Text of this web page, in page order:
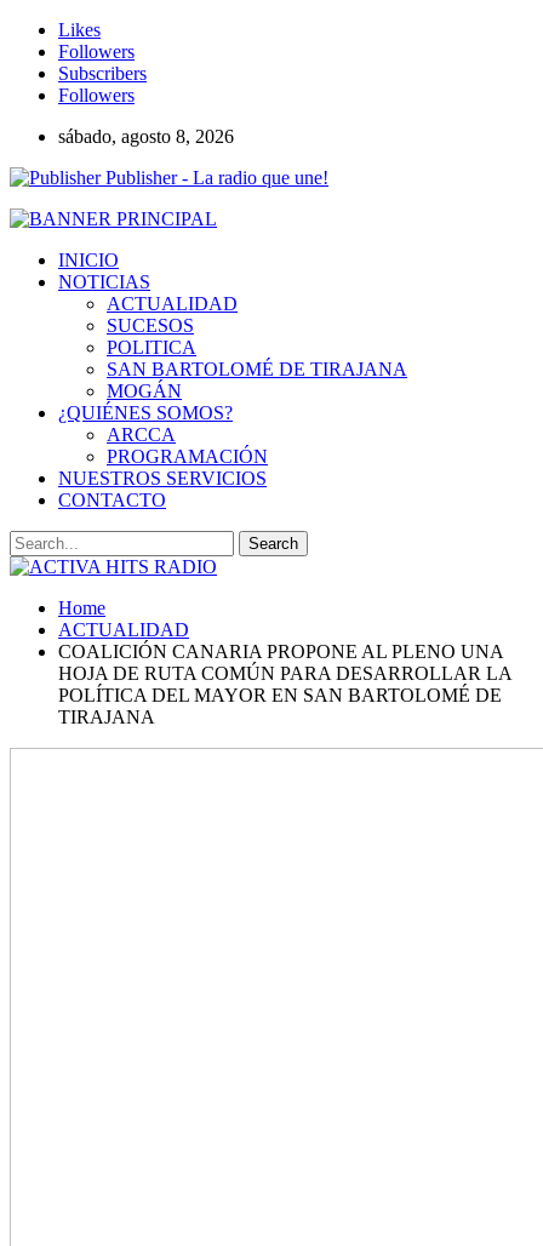
Likes
Followers
Subscribers
Followers
sábado, agosto 8, 2026
Publisher - La radio que une!
INICIO
NOTICIAS
ACTUALIDAD
SUCESOS
POLITICA
SAN BARTOLOMÉ DE TIRAJANA
MOGÁN
¿QUIÉNES SOMOS?
ARCCA
PROGRAMACIÓN
NUESTROS SERVICIOS
CONTACTO
Home
ACTUALIDAD
COALICIÓN CANARIA PROPONE AL PLENO UNA
HOJA DE RUTA COMÚN PARA DESARROLLAR LA
POLÍTICA DEL MAYOR EN SAN BARTOLOMÉ DE
TIRAJANA